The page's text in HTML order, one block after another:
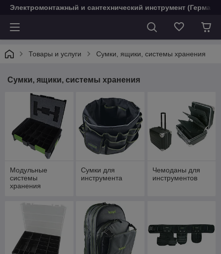
Электромонтажный и сантехнический инструмент
Товары и услуги Сумки, ящики, системы хранения
Сумки, ящики, системы хранения
Модульные
системы
хранения
Сумки для
инструмента
Чемоданы для
инструментов